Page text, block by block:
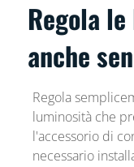
Regola
anche
Regola
luminosità che
l'accessorio di
necessario